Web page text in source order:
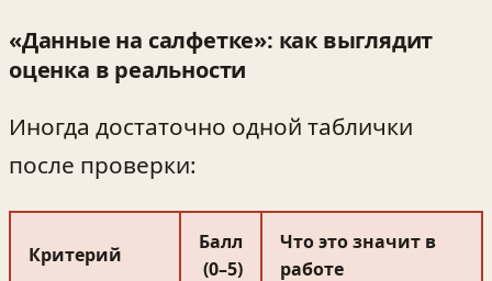
«Данные на салфетке»: как выглядит
оценка в реальности
Иногда достаточно одной таблички
после проверки:
Критерий
Балл
(0–5)
Что это значит в
работе